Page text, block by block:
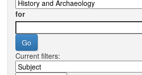
for
Current filters: